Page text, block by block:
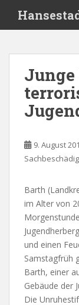
i
9. August
Barth
im Alter von
und einen
Samstagfrüh
Barth, einer
Gebäude der
Die